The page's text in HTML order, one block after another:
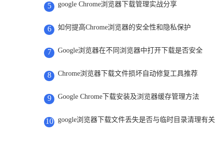
5 google Chrome浏览器下载管理实战分享
6 如何提高Chrome浏览器的安全性和隐私保护
7 Google浏览器在不同浏览器中打开下载是否安全
8 Chrome浏览器下载文件损坏自动修复工具推荐
9 Google Chrome下载安装及浏览器缓存管理方法
10 google浏览器下载文件丢失是否与临时目录清理有关